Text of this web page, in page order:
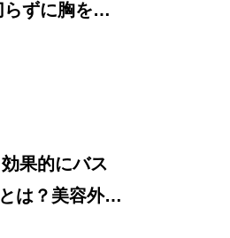
ずに胸を大
アップサロン
果的にバス
は？美容外
胸以外で胸を